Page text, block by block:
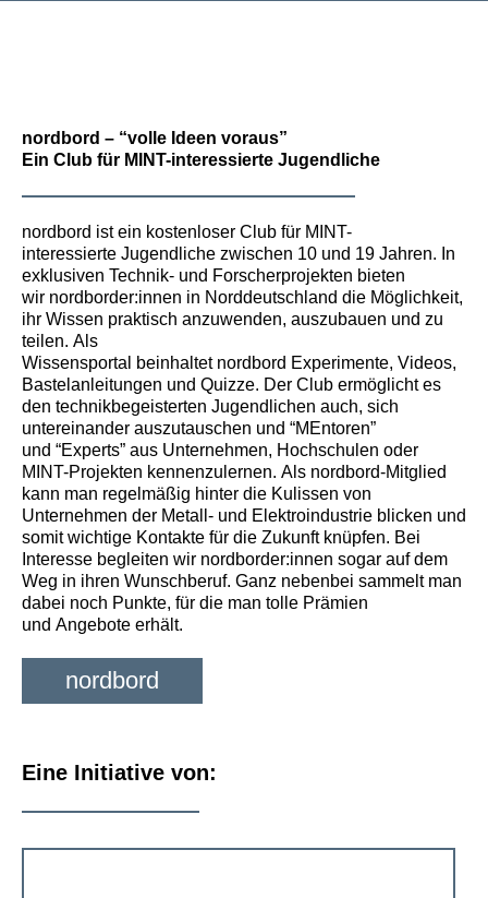
nordbord – “volle Ideen voraus”
Ein Club für MINT-interessierte Jugendliche
nordbord ist ein kostenloser Club für MINT-
interessierte Jugendliche zwischen 10 und 19 Jahren. In
exklusiven Technik- und Forscherprojekten bieten
wir nordborder:innen in Norddeutschland die Möglichkeit,
ihr Wissen praktisch anzuwenden, auszubauen und zu
teilen. Als
Wissensportal beinhaltet nordbord Experimente, Videos,
Bastelanleitungen und Quizze. Der Club ermöglicht es
den technikbegeisterten Jugendlichen auch, sich
untereinander auszutauschen und “MEntoren”
und “Experts” aus Unternehmen, Hochschulen oder
MINT-Projekten kennenzulernen. Als nordbord-Mitglied
kann man regelmäßig hinter die Kulissen von
Unternehmen der Metall- und Elektroindustrie blicken und
somit wichtige Kontakte für die Zukunft knüpfen. Bei
Interesse begleiten wir nordborder:innen sogar auf dem
Weg in ihren Wunschberuf. Ganz nebenbei sammelt man
dabei noch Punkte, für die man tolle Prämien
und Angebote erhält.
nordbord
Eine Initiative von: